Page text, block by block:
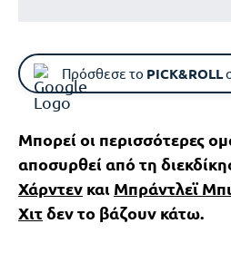
Πρόσθεσε το PICK&ROLL
Μπορεί οι περισσότερες
αποσυρθεί από τη
Χάρντεν και Μπράντλεϊ
Χιτδεν το βάζουν κάτω.